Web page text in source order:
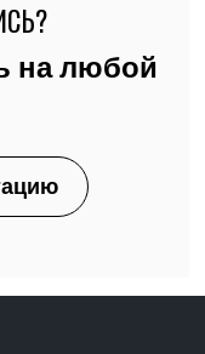
на любой